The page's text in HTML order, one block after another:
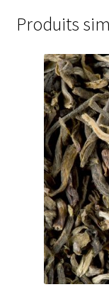
Cafés aromatisés
Calendriers de
Chutneys, confits
Coffrets à offrir
Coffrets épicés
Coffrets de
Coffrets
Produits